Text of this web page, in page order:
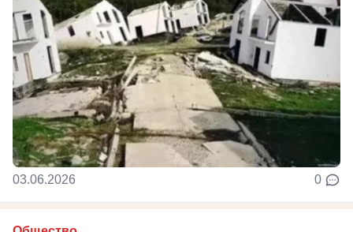
03.06.2026 0